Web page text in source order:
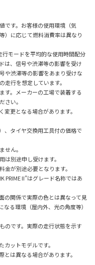
です。お客様の使用環境（気
）に応じて燃料消費率は異なり
モードを平均的な使用時間配分
は、信号や渋滞等の影響を受け
や渋滞等の影響をあまり受けな
行を想定しています。
す。メーカーの工場で装着する
さい。
更となる場合があります。
、タイヤ交換用工具付の価格で
せん。
別途申し受けます。
が別途必要となります。
PRIME II”はグレード名称ではあ
関係で実際の色とは異なって見
る環境（屋内外、光の角度等）
のです。実際の走行状態を示す
ットモデルです。
とは異なる場合があります。